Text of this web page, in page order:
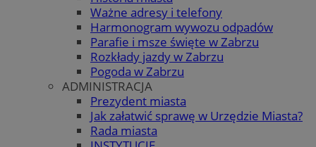
Ważne adresy i telefony
Harmonogram wywozu odpadów
Parafie i msze święte w Zabrzu
Rozkłady jazdy w Zabrzu
Pogoda w Zabrzu
ADMINISTRACJA
Prezydent miasta
Jak załatwić sprawę w Urzędzie Miasta?
Rada miasta